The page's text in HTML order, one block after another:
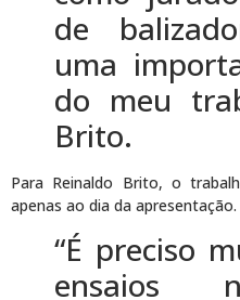
de
uma
do meu
Brito.
Para Reinaldo Brito, o
apenas ao dia da apresentação.
“É preciso
ensaios